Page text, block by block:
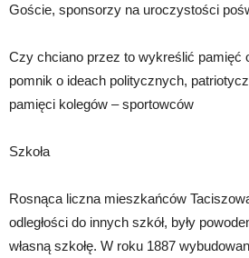
Goście, sponsorzy na uroczystości
Czy chciano przez to wykreślić pamięć
pomnik o ideach politycznych,
pamięci kolegów – sportowców
Szkoła
Rosnąca liczna mieszkańców
odległości do innych szkół, były
własną szkołę. W roku 1887